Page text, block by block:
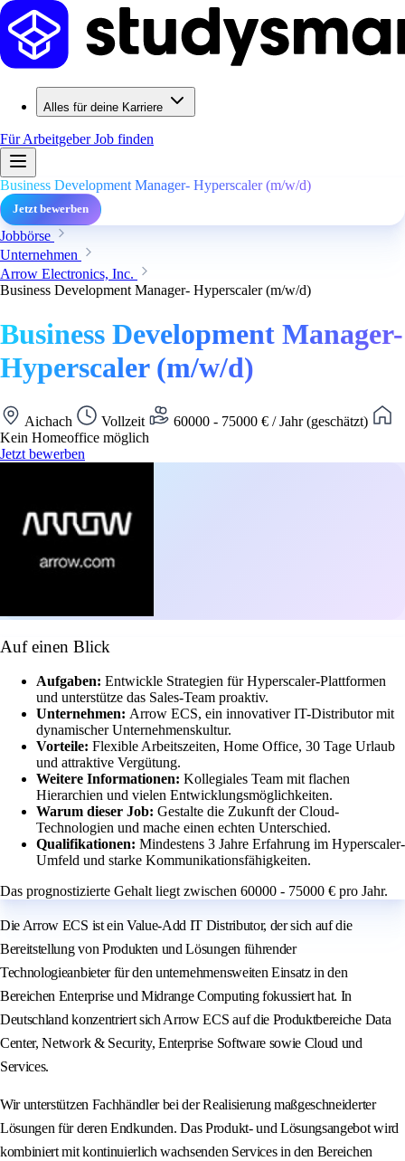
Alles für deine Karriere
Für ArbeitgeberJob finden
Business Development Manager- Hyperscaler (m/w/d)
Jetzt bewerben
Jobbörse
Unternehmen
Arrow Electronics, Inc.
Business Development Manager- Hyperscaler (m/w/d)
Business Development Manager-
Hyperscaler (m/w/d)
Aichach Vollzeit
60000 - 75000 € / Jahr (geschätzt)
Kein Homeoffice möglich
Jetzt bewerben
Auf einen Blick
Aufgaben: Entwickle Strategien für Hyperscaler-Plattformen
und unterstütze das Sales-Team proaktiv.
Unternehmen: Arrow ECS, ein innovativer IT-Distributor mit
dynamischer Unternehmenskultur.
Vorteile: Flexible Arbeitszeiten, Home Office, 30 Tage Urlaub
und attraktive Vergütung.
Weitere Informationen: Kollegiales Team mit flachen
Hierarchien und vielen Entwicklungsmöglichkeiten.
Warum dieser Job: Gestalte die Zukunft der Cloud-
Technologien und mache einen echten Unterschied.
Qualifikationen: Mindestens 3 Jahre Erfahrung im Hyperscaler-
Umfeld und starke Kommunikationsfähigkeiten.
Das prognostizierte Gehalt liegt zwischen 60000 - 75000 € pro Jahr.
Die Arrow ECS ist ein Value-Add IT Distributor, der sich auf die
Bereitstellung von Produkten und Lösungen führender
Technologieanbieter für den unternehmensweiten Einsatz in den
Bereichen Enterprise und Midrange Computing fokussiert hat. In
Deutschland konzentriert sich Arrow ECS auf die Produktbereiche Data
Center, Network & Security, Enterprise Software sowie Cloud und
Services.
Wir unterstützen Fachhändler bei der Realisierung maßgeschneiderter
Lösungen für deren Endkunden. Das Produkt- und Lösungsangebot wird
kombiniert mit kontinuierlich wachsenden Services in den Bereichen